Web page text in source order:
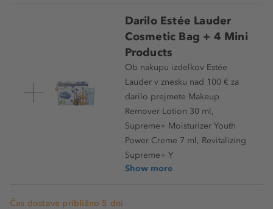
Darilo Estée Lauder
Cosmetic Bag + 4 Mini
Products
Ob nakupu izdelkov Estée
Lauder v znesku nad 100 € za
darilo prejmete Makeup
Remover Lotion 30 ml,
Supreme+ Moisturizer Youth
Power Creme 7 ml, Revitalizing
Supreme+ Y
Show more
Čas dostave približno 5 dni